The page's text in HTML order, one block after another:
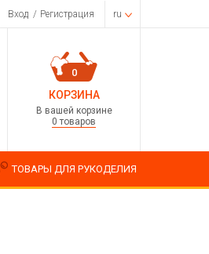
Вход / Регистрация ru
0
КОРЗИНА
В вашей корзине
0 товаров
ТОВАРЫ ДЛЯ РУКОДЕЛИЯ